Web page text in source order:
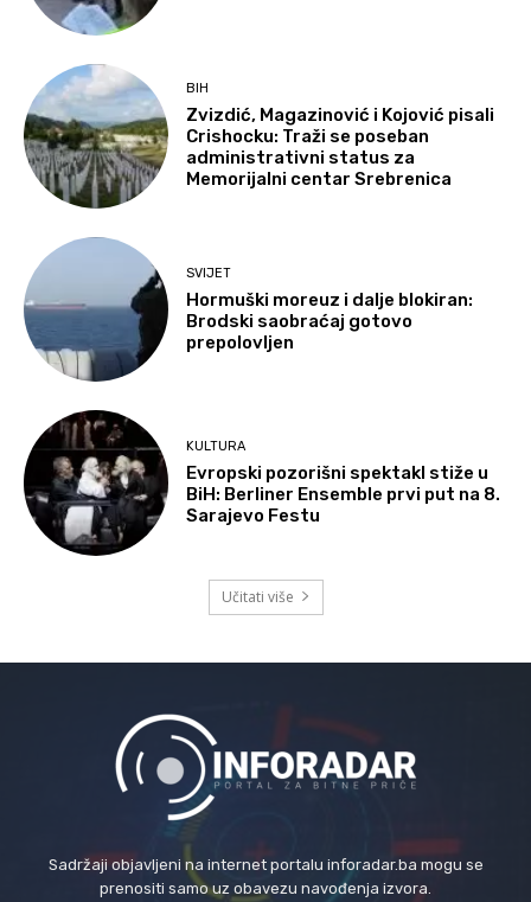
BIH
Zvizdić, Magazinović i Kojović pisali
Crishocku: Traži se poseban
administrativni status za
Memorijalni centar Srebrenica
SVIJET
Hormuški moreuz i dalje blokiran:
Brodski saobraćaj gotovo
prepolovljen
KULTURA
Evropski pozorišni spektakl stiže u
BiH: Berliner Ensemble prvi put na 8.
Sarajevo Festu
Učitati više
Sadržaji objavljeni na internet portalu inforadar.ba mogu se
prenositi samo uz obavezu navođenja izvora.